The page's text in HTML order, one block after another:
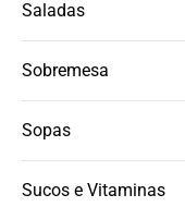
Saladas
Sobremesa
Sopas
Sucos e Vitaminas